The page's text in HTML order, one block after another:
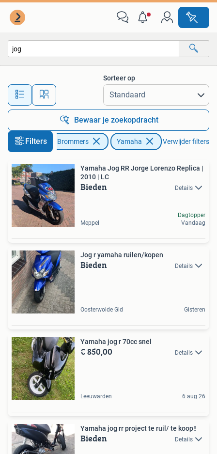
Alle afstanden…
Sorteer op
Bewaar je zoekopdracht
Filters
Fietsen en Brommers Yamaha Verwijder filters
Yamaha Jog RR Jorge Lorenzo Replica |
2010 | LC
Bieden Details
Meppel
Dagtopper
Vandaag
Jog r yamaha ruilen/kopen
Bieden Details
Oosterwolde Gld Gisteren
Yamaha jog r 70cc snel
€ 850,00 Details
Leeuwarden 6 aug 26
Yamaha jog rr project te ruil/ te koop‼️
Bieden Details